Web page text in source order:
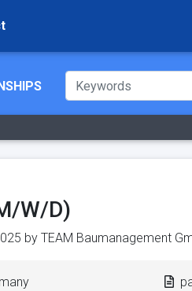
W/D)
by TEAM Baumanagement